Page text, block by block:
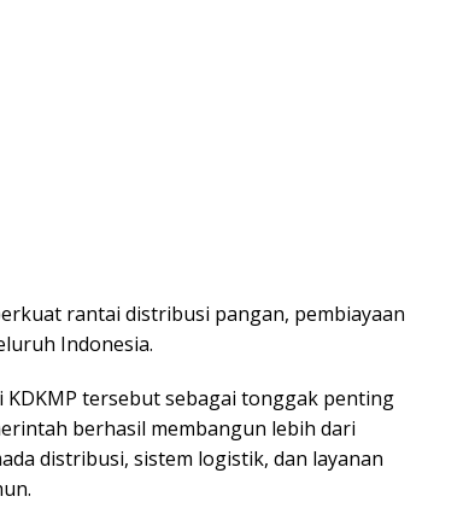
rantai distribusi pangan, pembiayaan
Indonesia.
tersebut sebagai tonggak penting
berhasil membangun lebih dari
distribusi, sistem logistik, dan layanan